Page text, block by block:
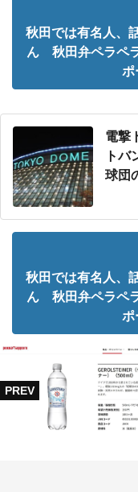
秋田では有名人、
ん 秋田弁ペラペ
ポ
電撃
ト
球団
秋田では有名人、
ん 秋田弁ペラペ
ポ